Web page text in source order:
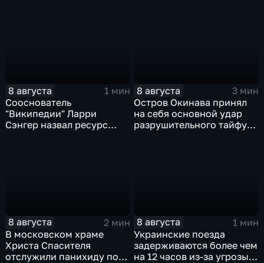
8 августа
1 мин
Сооснователь
"Википедии" Ларри
Сэнгер назвал ресурс
8 августа
3 мин
Остров Окинава принял
на себя основной удар
разрушительного тайфуна
8 августа
2 мин
В московском храме
Христа Спасителя
отслужили панихиду по
8 августа
1 мин
Украинские поезда
задерживаются более чем
на 12 часов из-за угрозы